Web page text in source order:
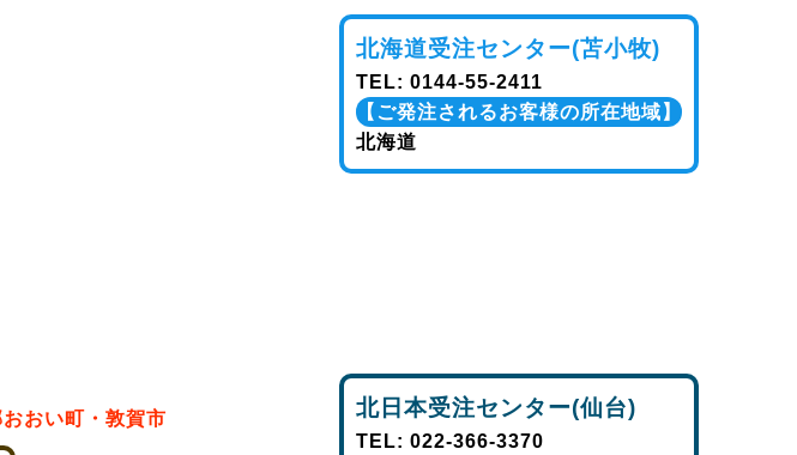
北海道受注センター(苫小牧)
TEL: 0144-55-2411
【ご発注されるお客様の所在地域】
北海道
北日本受注センター(仙台)
TEL: 022-366-3370